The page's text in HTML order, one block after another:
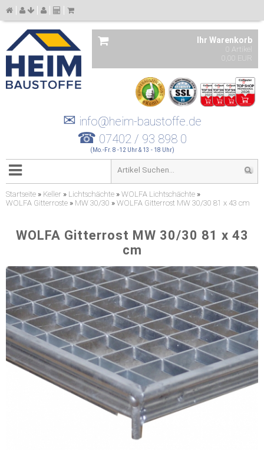
Ihr Warenkorb
0 Artikel
0,00 EUR
✉ info@heim-baustoffe.de
☎ 07402 / 93 898 0
(Mo.-Fr. 8 -12 Uhr & 13 - 18 Uhr)
Startseite » Keller » Lichtschächte » WOLFA Lichtschächte »
WOLFA Gitterroste » MW 30/30 » WOLFA Gitterrost MW 30/30 81 x 43 cm
WOLFA Gitterrost MW 30/30 81 x 43
cm